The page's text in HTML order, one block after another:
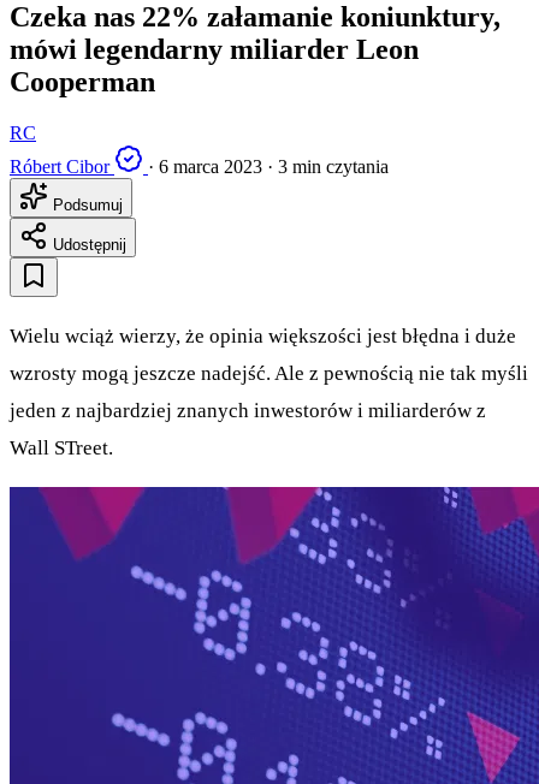
Czeka nas 22% załamanie koniunktury,
mówi legendarny miliarder Leon
Cooperman
RC
Róbert Cibor
· 6 marca 2023 · 3 min czytania
Podsumuj
Udostępnij
Wielu wciąż wierzy, że opinia większości jest błędna i duże
wzrosty mogą jeszcze nadejść. Ale z pewnością nie tak myśli
jeden z najbardziej znanych inwestorów i miliarderów z
Wall STreet.